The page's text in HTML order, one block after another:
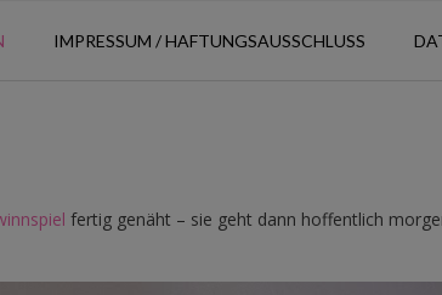
IMPRESSUM / HAFTUNGSAUSSCHLUSS
fertig genäht – sie geht dann hoffentlich